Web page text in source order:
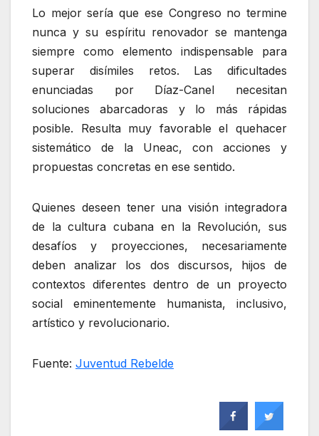
Lo mejor sería que ese Congreso no termine
nunca y su espíritu renovador se mantenga
siempre como elemento indispensable para
superar disímiles retos. Las dificultades
enunciadas por Díaz-Canel necesitan
soluciones abarcadoras y lo más rápidas
posible. Resulta muy favorable el quehacer
sistemático de la Uneac, con acciones y
propuestas concretas en ese sentido.
Quienes deseen tener una visión integradora
de la cultura cubana en la Revolución, sus
desafíos y proyecciones, necesariamente
deben analizar los dos discursos, hijos de
contextos diferentes dentro de un proyecto
social eminentemente humanista, inclusivo,
artístico y revolucionario.
Fuente: Juventud Rebelde